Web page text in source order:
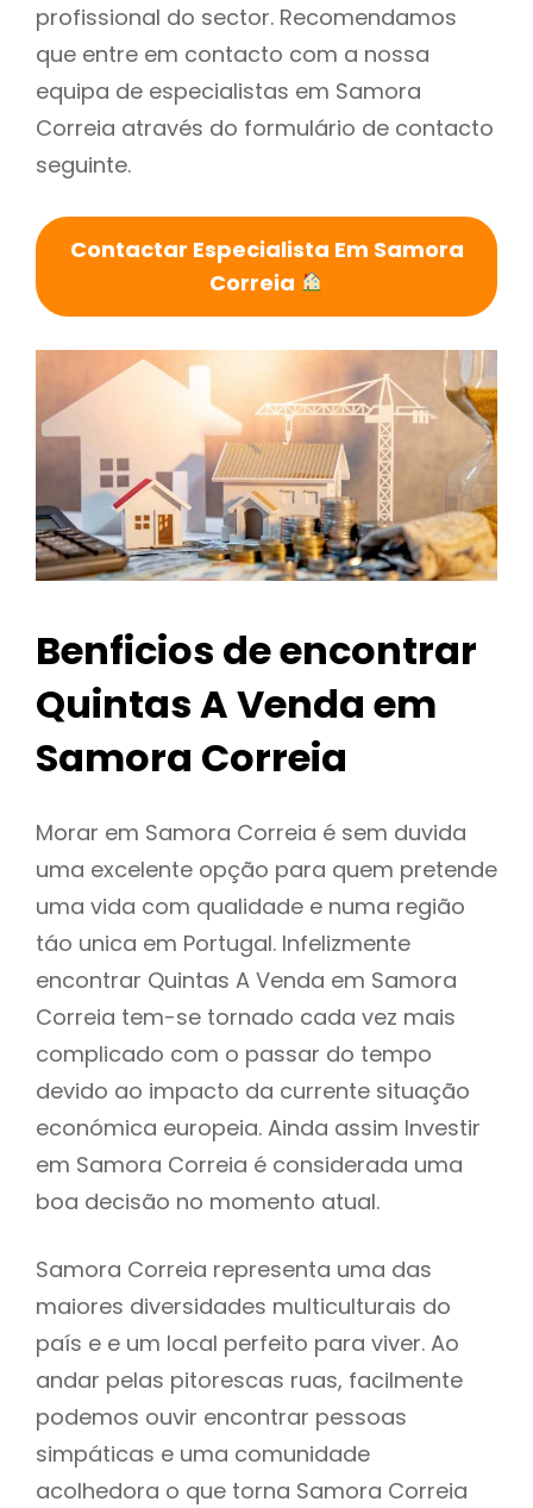
profissional do sector. Recomendamos
que entre em contacto com a nossa
equipa de especialistas em Samora
Correia através do formulário de contacto
seguinte.
Contactar Especialista Em Samora
Correia
Benficios de encontrar
Quintas A Venda em
Samora Correia
Morar em Samora Correia é sem duvida
uma excelente opção para quem pretende
uma vida com qualidade e numa região
táo unica em Portugal. Infelizmente
encontrar Quintas A Venda em Samora
Correia tem-se tornado cada vez mais
complicado com o passar do tempo
devido ao impacto da currente situação
económica europeia. Ainda assim Investir
em Samora Correia é considerada uma
boa decisão no momento atual.
Samora Correia representa uma das
maiores diversidades multiculturais do
país e e um local perfeito para viver. Ao
andar pelas pitorescas ruas, facilmente
podemos ouvir encontrar pessoas
simpáticas e uma comunidade
acolhedora o que torna Samora Correia